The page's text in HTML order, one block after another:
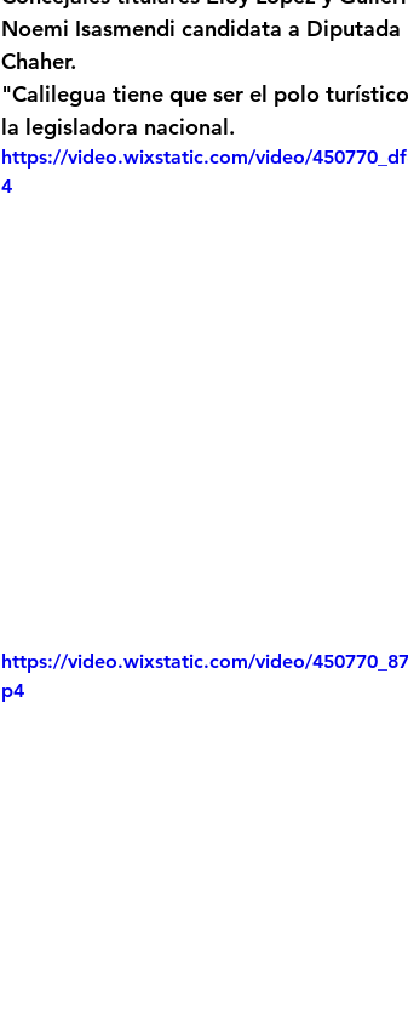
Noemi Isasmendi candidata a
Chaher.
"Calilegua tiene que ser el polo
la legisladora nacional.
https://video.wixstatic.com/video/
4
https://video.wixstatic.com/video/
p4